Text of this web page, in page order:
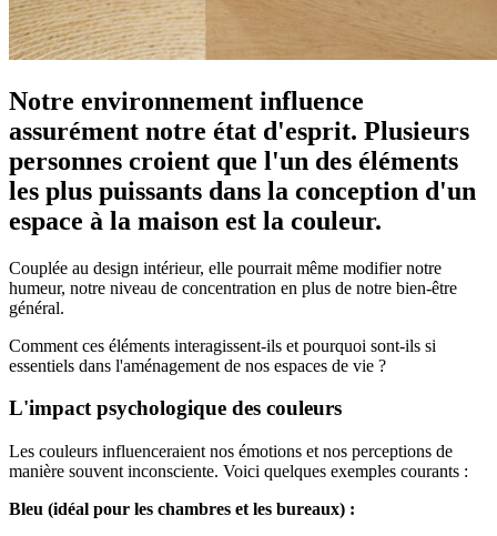
Notre environnement influence
assurément notre état d'esprit. Plusieurs
personnes croient que l'un des éléments
les plus puissants dans la conception d'un
espace à la maison est la couleur.
Couplée au design intérieur, elle pourrait même modifier notre
humeur, notre niveau de concentration en plus de notre bien-être
général.
Comment ces éléments interagissent-ils et pourquoi sont-ils si
essentiels dans l'aménagement de nos espaces de vie ?
L'impact psychologique des couleurs
Les couleurs influenceraient nos émotions et nos perceptions de
manière souvent inconsciente. Voici quelques exemples courants :
Bleu (idéal pour les chambres et les bureaux) :